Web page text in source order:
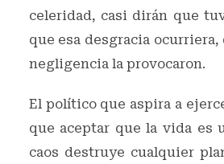
celeridad, casi dirán que
que esa desgracia
negligencia la provocaron.
El político que aspira a
que aceptar que la vida es
caos destruye cualquier